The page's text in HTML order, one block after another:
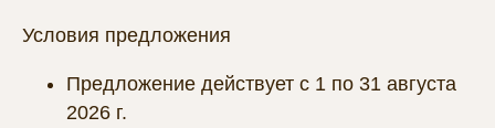
Условия предложения
Предложение действует с 1 по 31 августа
2026 г.